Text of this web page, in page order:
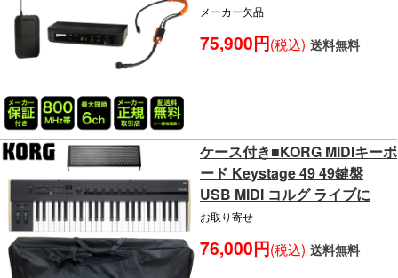
メーカー欠品
75,900円(税込) 送料無料
ケース付き■KORG MIDIキーボ
ード Keystage 49 49鍵盤
USB MIDI コルグ ライブに
お取り寄せ
76,000円(税込) 送料無料